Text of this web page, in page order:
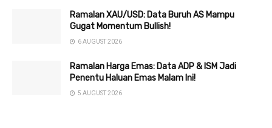
Ramalan XAU/USD: Data Buruh AS Mampu
Gugat Momentum Bullish!
6 AUGUST 2026
Ramalan Harga Emas: Data ADP & ISM Jadi
Penentu Haluan Emas Malam Ini!
5 AUGUST 2026